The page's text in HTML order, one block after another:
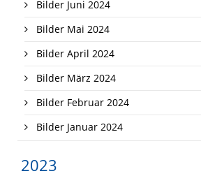
Bilder Juni 2024
Bilder Mai 2024
Bilder April 2024
Bilder März 2024
Bilder Februar 2024
Bilder Januar 2024
2023